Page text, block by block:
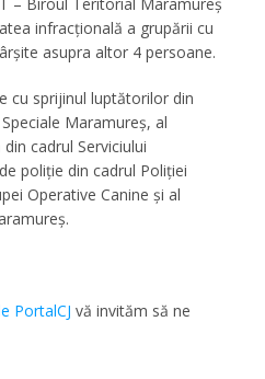
infracțională a grupării cu
asupra altor 4 persoane.
cu sprijinul luptătorilor din
Maramureș, al
cadrul Serviciului
poliție din cadrul Poliției
Operative Canine și al
PortalCJ vă invităm să ne